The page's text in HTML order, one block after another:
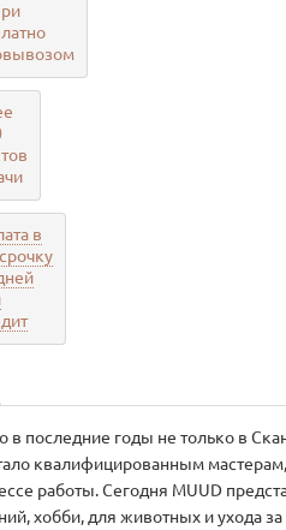
в
последние годы не только в
квалифицированным
работы. Сегодня MUUD
хобби, для животных и ухода